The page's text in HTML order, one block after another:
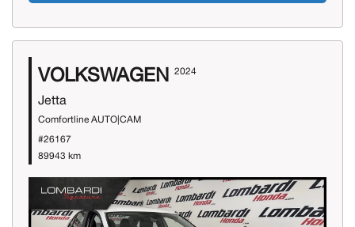
VOLKSWAGEN 2024
Jetta
Comfortline AUTO|CAM
#26167
89943 km